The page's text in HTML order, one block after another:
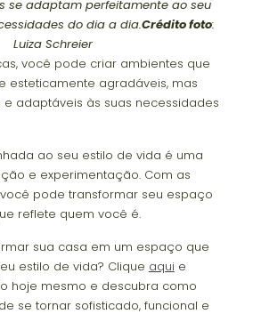
se adaptam perfeitamente ao seu
do dia a dia.Crédito foto:
Luiza Schreier
você pode criar ambientes que
esteticamente agradáveis, mas
adaptáveis às suas necessidades
ao seu estilo de vida é uma
e experimentação. Com as
pode transformar seu espaço
reflete quem você é.
sua casa em um espaço que
estilo de vida? Clique aqui e
hoje mesmo e descubra como
se tornar sofisticado, funcional e